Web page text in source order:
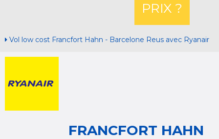
PRIX ?
Vol low cost Francfort Hahn - Barcelone Reus avec Ryanair
FRANCFORT HAHN